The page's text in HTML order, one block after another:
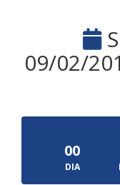
09/02/
00
DIA